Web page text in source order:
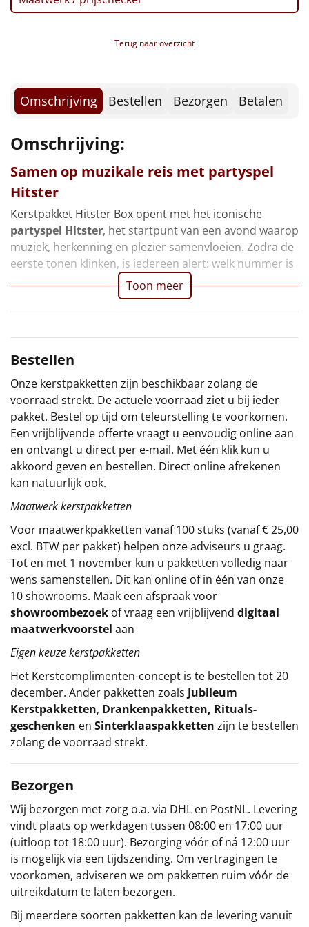
Borrelplank
NIEUW
Noodradio NIEUW
Deken (fleece plaid)
Alle artikelen
Overige
Ideeën
Personeel
Particulier
Kerstgeschenken 2026
Relatiegeschenken
Cadeaubon
Per stuk
Alle overige
Terug naar overzicht
Omschrijving Bestellen Bezorgen Betalen
Omschrijving:
Samen op muzikale reis met partyspel
Hitster
Kerstpakket Hitster Box opent met het iconische
partyspel Hitster, het startpunt van een avond waarop
muziek, herkenning en plezier samenvloeien. Zodra de
eerste tonen klinken, is iedereen alert: welk nummer is
Toon meer
Bestellen
Onze kerstpakketten zijn beschikbaar zolang de
voorraad strekt. De actuele voorraad ziet u bij ieder
pakket. Bestel op tijd om teleurstelling te voorkomen.
Een vrijblijvende offerte vraagt u eenvoudig online aan
en ontvangt u direct per e-mail. Met één klik kun u
akkoord geven en bestellen. Direct online afrekenen
kan natuurlijk ook.
Maatwerk kerstpakketten
Voor maatwerkpakketten vanaf 100 stuks (vanaf € 25,00
excl. BTW per pakket) helpen onze adviseurs u graag.
Tot en met 1 november kun u pakketten volledig naar
wens samenstellen. Dit kan online of in één van onze
10 showrooms. Maak een afspraak voor
showroombezoek of vraag een vrijblijvend digitaal
maatwerkvoorstel aan
Eigen keuze kerstpakketten
Het Kerstcomplimenten-concept is te bestellen tot 20
december. Ander pakketten zoals Jubileum
Kerstpakketten, Drankenpakketten, Rituals-
geschenken en Sinterklaaspakketten zijn te bestellen
zolang de voorraad strekt.
Bezorgen
Wij bezorgen met zorg o.a. via DHL en PostNL. Levering
vindt plaats op werkdagen tussen 08:00 en 17:00 uur
(uitloop tot 18:00 uur). Bezorging vóór of ná 12:00 uur
is mogelijk via een tijdszending. Om vertragingen te
voorkomen, adviseren we om pakketten ruim vóór de
uitreikdatum te laten bezorgen.
Bij meerdere soorten pakketten kan de levering vanuit